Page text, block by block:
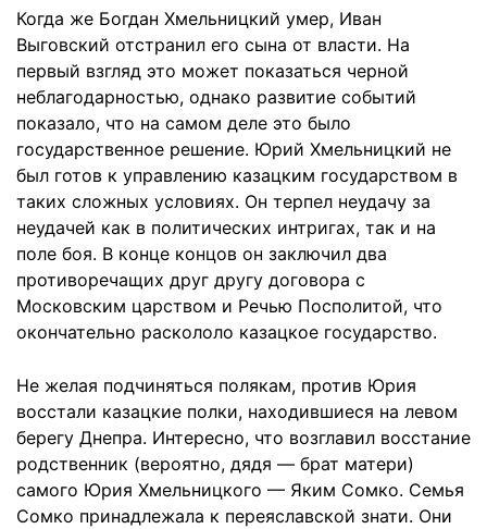
Когда же Богдан Хмельницкий умер, Иван
Выговский отстранил его сына от власти. На
первый взгляд это может показаться черной
неблагодарностью, однако развитие событий
показало, что на самом деле это было
государственное решение. Юрий Хмельницкий не
был готов к управлению казацким государством в
таких сложных условиях. Он терпел неудачу за
неудачей как в политических интригах, так и на
поле боя. В конце концов он заключил два
противоречащих друг другу договора с
Московским царством и Речью Посполитой, что
окончательно раскололо казацкое государство.
Не желая подчиняться полякам, против Юрия
восстали казацкие полки, находившиеся на левом
берегу Днепра. Интересно, что возглавил восстание
родственник (вероятно, дядя — брат матери)
самого Юрия Хмельницкого — Яким Сомко. Семья
Сомко принадлежала к переяславской знати. Они